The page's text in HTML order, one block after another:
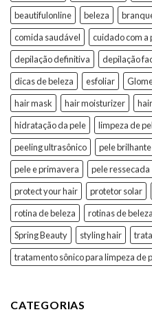
beautifulonline
beleza
comida saudável
cuidado com a
depilação definitiva
depilação
dicas de beleza
esfoliar
hair mask
hair moisturizer
hidratação da pele
limpeza de
peeling ultrasônico
pele brilhante
pele e primavera
pele ressecada
protect your hair
protetor solar
rotina de beleza
rotinas de beleza
Spring Beauty
styling hair
tratamento sônico para limpeza de
CATEGORIAS